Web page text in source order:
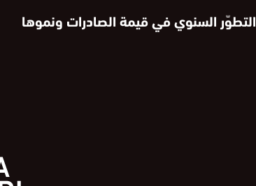
التطوّر السنوي في قيمة الصادرات ونموها